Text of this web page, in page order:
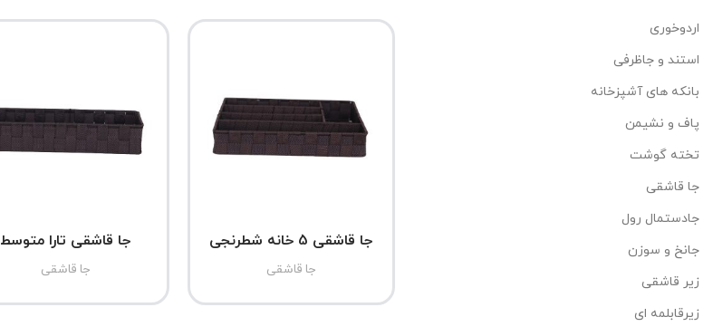
اردوخوری
استند و جاظرفی
بانکه های آشپزخانه
پاف و نشیمن
تخته گوشت
جا قاشقی
جادستمال رول
جانخ و سوزن
زیر قاشقی
زیرقابلمه ای
جا قاشقی 5 خانه شطرنجی
جا قاشقی
جا قاشقی تارا متوسط
جا قاشقی